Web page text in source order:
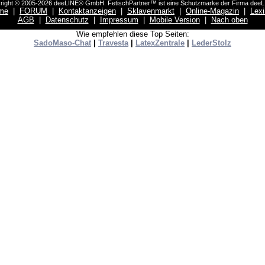
© 2005-2026 deeLINE® GmbH. FetischPartner™ ist eine Schutzmarke der Firma
FORUM Kontaktanzeigen Sklavenmarkt Online-Magazin
AGB
Datenschutz Impressum Mobile Version|
Nach oben
Wie empfehlen diese Top Seiten:
SadoMaso-Chat
Travesta| LatexZentrale LederStolz